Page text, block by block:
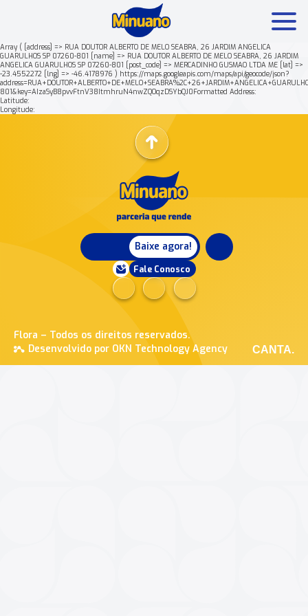
Array ( [address] => RUA DOUTOR ALBERTO DE MELO SEABRA, 26 JARDIM ANGELICA
GUARULHOS SP 07260-801 [name] => RUA DOUTOR ALBERTO DE MELO SEABRA, 26 JARDIM
ANGELICA GUARULHOS SP 07260-801 [post_code] => MERCADINHO GUSMAO LTDA ME [lat] =>
-23.4552272 [lng] => -46.4178976 ) https://maps.googleapis.com/maps/api/geocode/json?
801&key=AIzaSyB8pvvFtnV38ItmhruN4nwZQOqzDSYbQJ0Formatted Address:
Latitude:
Longitude:
Baixe agora!
Fale Conosco
Flora – Todos os direitos reservados.
Desenvolvido por OKN Technology Agency
CANTA.
Mais buscados: Produtos Minuano Rende + Nossa